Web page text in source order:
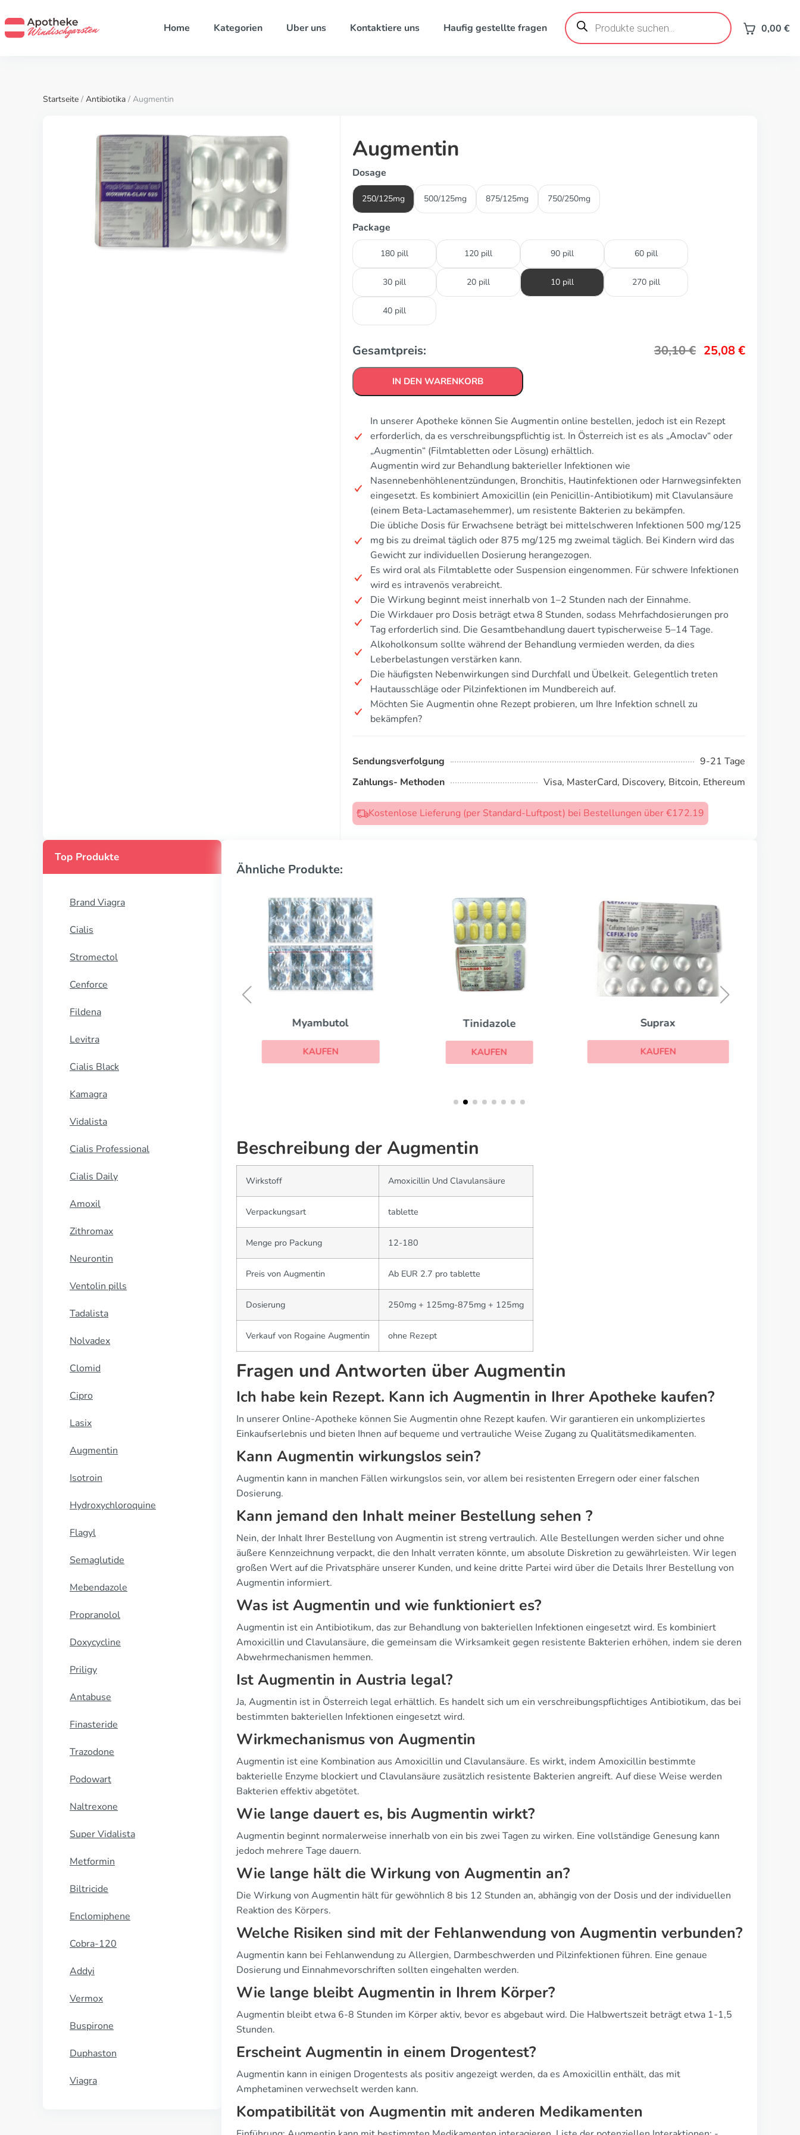
Home Kategorien Uber uns Kontaktiere uns Haufig gestellte fragen
Products
search 0,00 €
Startseite / Antibiotika / Augmentin
Augmentin
Dosage
250/125mg 500/125mg 875/125mg 750/250mg
Package
180 pill 120 pill 90 pill 60 pill
30 pill 20 pill 10 pill 270 pill
40 pill
Gesamtpreis: 30,10€ 25,08€
IN DEN WARENKORB
In unserer Apotheke können Sie Augmentin online bestellen, jedoch ist ein Rezept
erforderlich, da es verschreibungspflichtig ist. In Österreich ist es als „Amoclav“ oder
„Augmentin“ (Filmtabletten oder Lösung) erhältlich.
Augmentin wird zur Behandlung bakterieller Infektionen wie
Nasennebenhöhlenentzündungen, Bronchitis, Hautinfektionen oder Harnwegsinfekten
eingesetzt. Es kombiniert Amoxicillin (ein Penicillin-Antibiotikum) mit Clavulansäure
(einem Beta-Lactamasehemmer), um resistente Bakterien zu bekämpfen.
Die übliche Dosis für Erwachsene beträgt bei mittelschweren Infektionen 500 mg/125
mg bis zu dreimal täglich oder 875 mg/125 mg zweimal täglich. Bei Kindern wird das
Gewicht zur individuellen Dosierung herangezogen.
Es wird oral als Filmtablette oder Suspension eingenommen. Für schwere Infektionen
wird es intravenös verabreicht.
Die Wirkung beginnt meist innerhalb von 1–2 Stunden nach der Einnahme.
Die Wirkdauer pro Dosis beträgt etwa 8 Stunden, sodass Mehrfachdosierungen pro
Tag erforderlich sind. Die Gesamtbehandlung dauert typischerweise 5–14 Tage.
Alkoholkonsum sollte während der Behandlung vermieden werden, da dies
Leberbelastungen verstärken kann.
Die häufigsten Nebenwirkungen sind Durchfall und Übelkeit. Gelegentlich treten
Hautausschläge oder Pilzinfektionen im Mundbereich auf.
Möchten Sie Augmentin ohne Rezept probieren, um Ihre Infektion schnell zu
bekämpfen?
Sendungsverfolgung
9-21 Tage
Zahlungs- Methoden
Visa, MasterCard, Discovery, Bitcoin, Ethereum
Kostenlose Lieferung (per Standard-Luftpost) bei Bestellungen über €172.19
Top Produkte
Brand Viagra
Cialis
Stromectol
Cenforce
Fildena
Levitra
Cialis Black
Kamagra
Vidalista
Cialis Professional
Cialis Daily
Amoxil
Zithromax
Neurontin
Ventolin pills
Tadalista
Nolvadex
Clomid
Cipro
Lasix
Augmentin
Isotroin
Hydroxychloroquine
Flagyl
Semaglutide
Mebendazole
Propranolol
Doxycycline
Priligy
Antabuse
Finasteride
Trazodone
Podowart
Naltrexone
Super Vidalista
Metformin
Biltricide
Enclomiphene
Cobra-120
Addyi
Vermox
Buspirone
Duphaston
Viagra
Ähnliche Produkte:
Myambutol
KAUFEN
Tinidazole
KAUFEN
Suprax
KAUFEN
Beschreibung der Augmentin
Wirkstoff Amoxicillin Und Clavulansäure
Verpackungsart tablette
Menge pro Packung 12-180
Preis von Augmentin Ab EUR 2.7 pro tablette
Dosierung 250mg + 125mg-875mg + 125mg
Verkauf von Rogaine Augmentin ohne Rezept
Fragen und Antworten über Augmentin
Ich habe kein Rezept. Kann ich Augmentin in Ihrer Apotheke kaufen?
In unserer Online-Apotheke können Sie Augmentin ohne Rezept kaufen. Wir garantieren ein unkompliziertes
Einkaufserlebnis und bieten Ihnen auf bequeme und vertrauliche Weise Zugang zu Qualitätsmedikamenten.
Kann Augmentin wirkungslos sein?
Augmentin kann in manchen Fällen wirkungslos sein, vor allem bei resistenten Erregern oder einer falschen
Dosierung.
Kann jemand den Inhalt meiner Bestellung sehen ?
Nein, der Inhalt Ihrer Bestellung von Augmentin ist streng vertraulich. Alle Bestellungen werden sicher und ohne
äußere Kennzeichnung verpackt, die den Inhalt verraten könnte, um absolute Diskretion zu gewährleisten. Wir legen
großen Wert auf die Privatsphäre unserer Kunden, und keine dritte Partei wird über die Details Ihrer Bestellung von
Augmentin informiert.
Was ist Augmentin und wie funktioniert es?
Augmentin ist ein Antibiotikum, das zur Behandlung von bakteriellen Infektionen eingesetzt wird. Es kombiniert
Amoxicillin und Clavulansäure, die gemeinsam die Wirksamkeit gegen resistente Bakterien erhöhen, indem sie deren
Abwehrmechanismen hemmen.
Ist Augmentin in Austria legal?
Ja, Augmentin ist in Österreich legal erhältlich. Es handelt sich um ein verschreibungspflichtiges Antibiotikum, das bei
bestimmten bakteriellen Infektionen eingesetzt wird.
Wirkmechanismus von Augmentin
Augmentin ist eine Kombination aus Amoxicillin und Clavulansäure. Es wirkt, indem Amoxicillin bestimmte
bakterielle Enzyme blockiert und Clavulansäure zusätzlich resistente Bakterien angreift. Auf diese Weise werden
Bakterien effektiv abgetötet.
Wie lange dauert es, bis Augmentin wirkt?
Augmentin beginnt normalerweise innerhalb von ein bis zwei Tagen zu wirken. Eine vollständige Genesung kann
jedoch mehrere Tage dauern.
Wie lange hält die Wirkung von Augmentin an?
Die Wirkung von Augmentin hält für gewöhnlich 8 bis 12 Stunden an, abhängig von der Dosis und der individuellen
Reaktion des Körpers.
Welche Risiken sind mit der Fehlanwendung von Augmentin verbunden?
Augmentin kann bei Fehlanwendung zu Allergien, Darmbeschwerden und Pilzinfektionen führen. Eine genaue
Dosierung und Einnahmevorschriften sollten eingehalten werden.
Wie lange bleibt Augmentin in Ihrem Körper?
Augmentin bleibt etwa 6-8 Stunden im Körper aktiv, bevor es abgebaut wird. Die Halbwertszeit beträgt etwa 1-1,5
Stunden.
Erscheint Augmentin in einem Drogentest?
Augmentin kann in einigen Drogentests als positiv angezeigt werden, da es Amoxicillin enthält, das mit
Amphetaminen verwechselt werden kann.
Kompatibilität von Augmentin mit anderen Medikamenten